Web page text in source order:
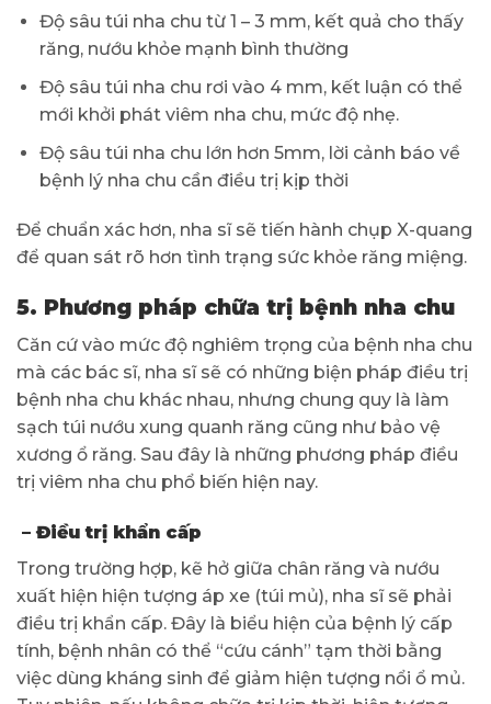
Độ sâu túi nha chu từ 1 – 3 mm, kết quả cho thấy
răng, nướu khỏe mạnh bình thường
Độ sâu túi nha chu rơi vào 4 mm, kết luận có thể
mới khởi phát viêm nha chu, mức độ nhẹ.
Độ sâu túi nha chu lớn hơn 5mm, lời cảnh báo về
bệnh lý nha chu cần điều trị kịp thời
Để chuẩn xác hơn, nha sĩ sẽ tiến hành chụp X-quang
để quan sát rõ hơn tình trạng sức khỏe răng miệng.
5. Phương pháp chữa trị bệnh nha chu
Căn cứ vào mức độ nghiêm trọng của bệnh nha chu
mà các bác sĩ, nha sĩ sẽ có những biện pháp điều trị
bệnh nha chu khác nhau, nhưng chung quy là làm
sạch túi nướu xung quanh răng cũng như bảo vệ
xương ổ răng. Sau đây là những phương pháp điều
trị viêm nha chu phổ biến hiện nay.
– Điều trị khẩn cấp
Trong trường hợp, kẽ hở giữa chân răng và nướu
xuất hiện hiện tượng áp xe (túi mủ), nha sĩ sẽ phải
điều trị khẩn cấp. Đây là biểu hiện của bệnh lý cấp
tính, bệnh nhân có thể “cứu cánh” tạm thời bằng
việc dùng kháng sinh để giảm hiện tượng nổi ổ mủ.